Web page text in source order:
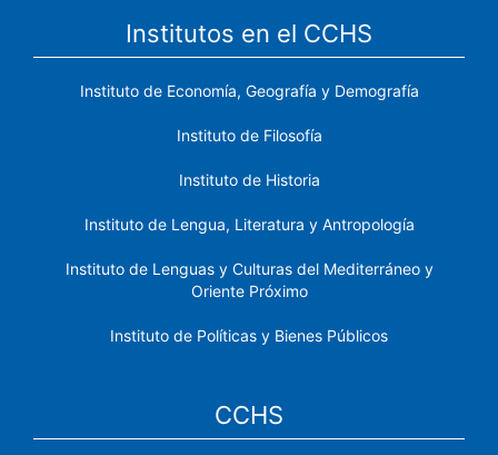
Institutos en el CCHS
Instituto de Economía, Geografía y Demografía
Instituto de Filosofía
Instituto de Historia
Instituto de Lengua, Literatura y Antropología
Instituto de Lenguas y Culturas del Mediterráneo y
Oriente Próximo
Instituto de Políticas y Bienes Públicos
CCHS